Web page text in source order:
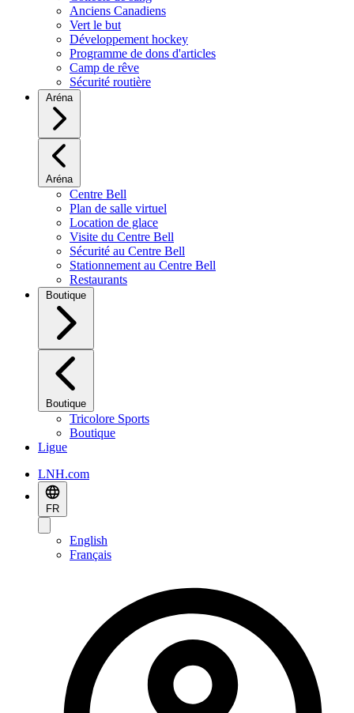
Anciens Canadiens
Vert le but
Développement hockey
Programme de dons d'articles
Camp de rêve
Sécurité routière
Aréna
Aréna
Centre Bell
Plan de salle virtuel
Location de glace
Visite du Centre Bell
Sécurité au Centre Bell
Stationnement au Centre Bell
Restaurants
Boutique
Boutique
Tricolore Sports
Boutique
Ligue
LNH.com
FR
English
Français